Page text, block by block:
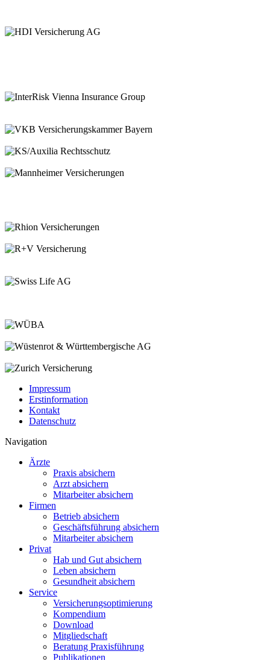
Impressum
Erstinformation
Kontakt
Datenschutz
Navigation
Ärzte
Praxis absichern
Arzt absichern
Mitarbeiter absichern
Firmen
Betrieb absichern
Geschäftsführung absichern
Mitarbeiter absichern
Privat
Hab und Gut absichern
Leben absichern
Gesundheit absichern
Service
Versicherungsoptimierung
Kompendium
Download
Mitgliedschaft
Beratung Praxisführung
Publikationen